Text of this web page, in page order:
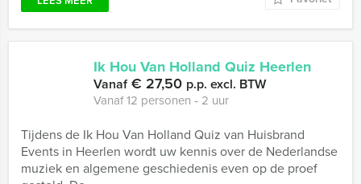
Ik Hou Van Holland Quiz Heerlen
Vanaf€ 27,50 p.p. excl. BTW
Vanaf 12 personen ‐ 2 uur
Tijdens de Ik Hou Van Holland Quiz van Huisbrand
Events in Heerlen wordt uw kennis over de Nederlandse
muziek en algemene geschiedenis even op de proef